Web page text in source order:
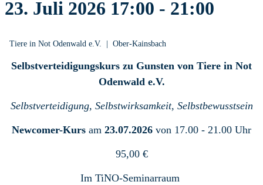
23. Juli 2026 17:00 - 21:00
Tiere in Not Odenwald e.V. Ober-Kainsbach
Selbstverteidigungskurs zu Gunsten von Tiere in Not
Odenwald e.V.
Selbstverteidigung, Selbstwirksamkeit, Selbstbewusstsein
Newcomer-Kurs am 23.07.2026 von 17.00 - 21.00 Uhr
95,00 €
Im TiNO-Seminarraum